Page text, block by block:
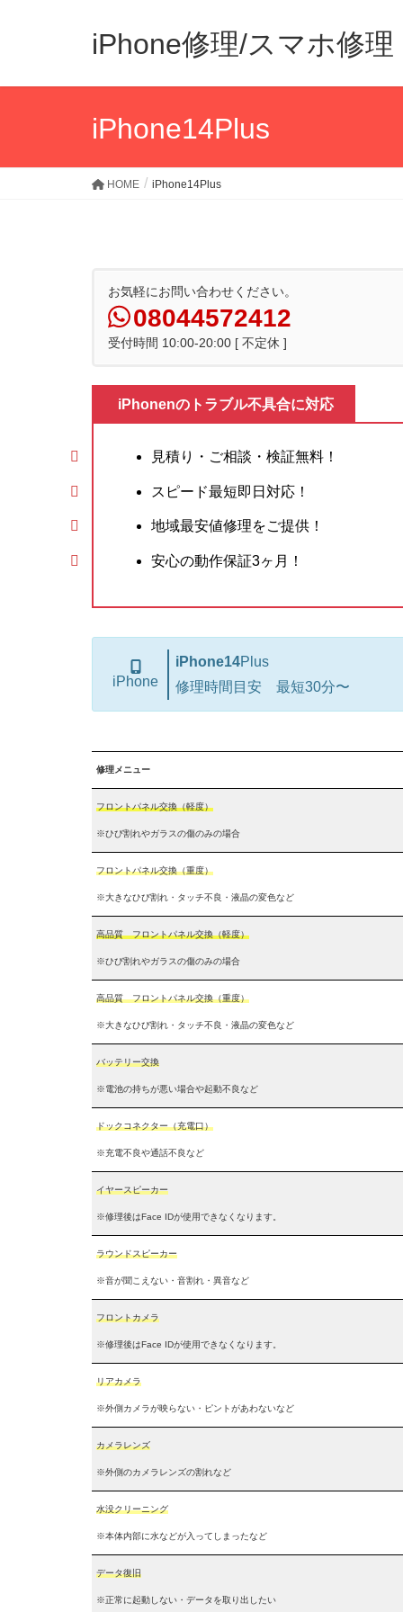
iPhone修理/スマホ修
iPhone14Plus
HOME iPhone14Plus
お気軽にお問い合わせください。
08044572412
受付時間 10:00-20:00 [ 不定休 ]
iPhonenのトラブル不具合に対応
見積り・ご相談・検証無料！
スピード最短即日対応！
地域最安値修理をご提供！
安心の動作保証3ヶ月！
iPhone
iPhone14Plus
修理時間目安 最短30分〜
修理メニュー
フロントパネル交換（軽度）
※ひび割れやガラスの傷のみの場合
フロントパネル交換（重度）
※大きなひび割れ・タッチ不良・液晶の変色など
高品質 フロントパネル交換（軽度）
※ひび割れやガラスの傷のみの場合
高品質 フロントパネル交換（重度）
※大きなひび割れ・タッチ不良・液晶の変色など
バッテリー交換
※電池の持ちが悪い場合や起動不良など
ドックコネクター（充電口）
※充電不良や通話不良など
イヤースピーカー
※修理後はFace IDが使用できなくなります。
ラウンドスピーカー
※音が聞こえない・音割れ・異音など
フロントカメラ
※修理後はFace IDが使用できなくなります。
リアカメラ
※外側カメラが映らない・ピントがあわないなど
カメラレンズ
※外側のカメラレンズの割れなど
水没クリーニング
※本体内部に水などが入ってしまったなど
データ復旧
※正常に起動しない・データを取り出したい